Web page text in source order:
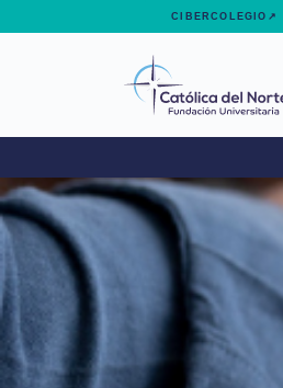
CIBERCOLEGIO↗